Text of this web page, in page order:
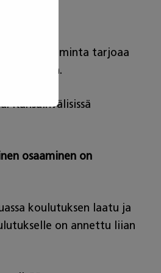
Kilpailutoiminta tarjoaa
Kansainvälisissä
osaaminen on
koulutuksen laatu ja
on annettu liian